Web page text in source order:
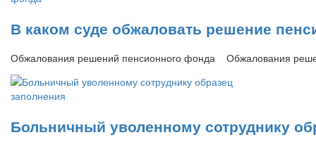
В каком суде обжаловать решение
Обжалования решений пенсионного фонда Обжалования
Больничный уволенному сотруднику